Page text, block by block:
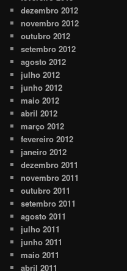
dezembro 2012
novembro 2012
outubro 2012
setembro 2012
agosto 2012
julho 2012
junho 2012
maio 2012
abril 2012
março 2012
fevereiro 2012
janeiro 2012
dezembro 2011
novembro 2011
outubro 2011
setembro 2011
agosto 2011
julho 2011
junho 2011
maio 2011
abril 2011